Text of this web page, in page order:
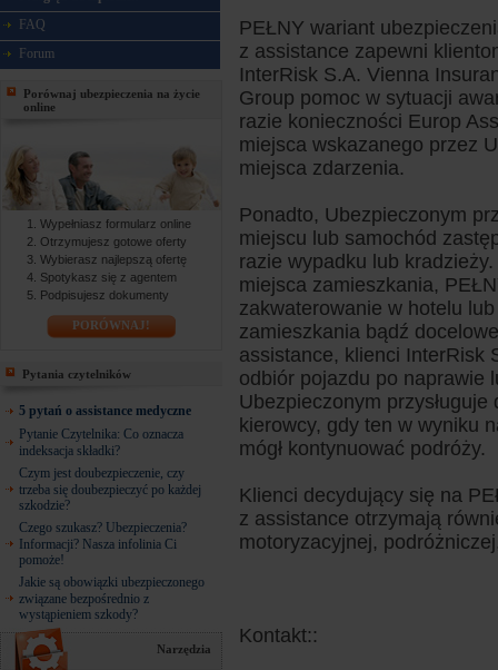
FAQ
Forum
Porównaj ubezpieczenia na życie
online
Wypełniasz formularz online
Otrzymujesz gotowe oferty
Wybierasz najlepszą ofertę
Spotykasz się z agentem
Podpisujesz dokumenty
PORÓWNAJ!
Pytania czytelników
5 pytań o assistance medyczne
Pytanie Czytelnika: Co oznacza
indeksacja składki?
Czym jest doubezpieczenie, czy
trzeba się doubezpieczyć po każdej
szkodzie?
Czego szukasz? Ubezpieczenia?
Informacji? Nasza infolinia Ci
pomoże!
Jakie są obowiązki ubezpieczonego
związane bezpośrednio z
wystąpieniem szkody?
Narzędzia
PEŁNY wariant
z assistance zapewni
InterRisk S.A. Vienna
Group pomoc w sytuacji
razie konieczności Europ
miejsca wskazanego przez
miejsca zdarzenia.
Ponadto, Ubezpieczonym
miejscu lub samochód
razie wypadku lub
miejsca zamieszkania,
zakwaterowanie w hotelu
zamieszkania bądź
assistance, klienci InterRisk
odbiór pojazdu po naprawie
Ubezpieczonym
kierowcy, gdy ten w wyniku
mógł kontynuować podróży.
Klienci decydujący się na
z assistance otrzymają
motoryzacyjnej,
Kontakt::